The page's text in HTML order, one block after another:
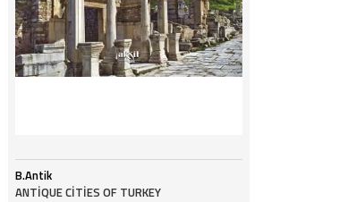
B.Antik
ANTİQUE CİTİES OF TURKEY